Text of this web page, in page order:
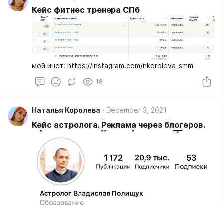
Кейс фитнес тренера СПб
мой инст: https://instagram.com/nkoroleva_smm
18
Наталья Королева December 3, 2021
Кейс астролога. Реклама через блогеров.